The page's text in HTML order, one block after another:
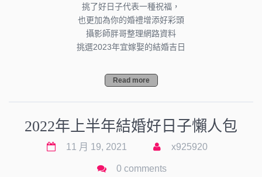
挑了好日子代表一種祝福，
也更加為你的婚禮增添好彩頭
攝影師胖哥整理網路資料
挑選2023年宜嫁娶的結婚吉日
Read more
2022年上半年結婚好日子懶人包
11 月 19, 2021 x925920
0 comments